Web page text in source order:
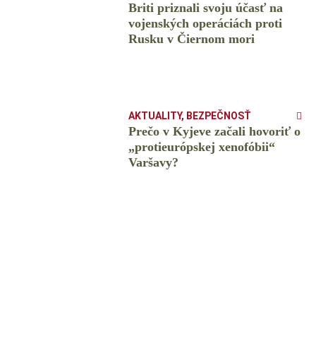
Briti priznali svoju účasť na
vojenských operáciách proti
Rusku v Čiernom mori
AKTUALITY, BEZPEČNOSŤ
Prečo v Kyjeve začali hovoriť o
„protieurópskej xenofóbii“
Varšavy?